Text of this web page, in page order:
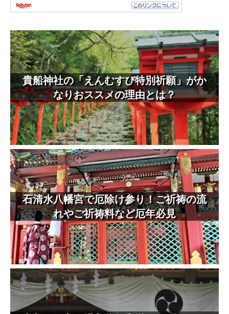
貴船神社の「えんむすび特別祈願」がか
なりおススメの理由とは？
石清水八幡宮で厄除け参り！ご祈祷の流
れやご祈祷料など厄年必見